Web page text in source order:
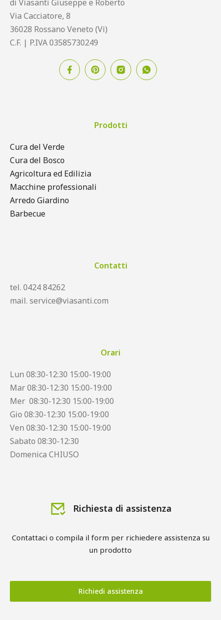
di Viasanti Giuseppe e Roberto
Via Cacciatore, 8
36028 Rossano Veneto (Vi)
C.F. | P.IVA 03585730249
Prodotti
Cura del Verde
Cura del Bosco
Agricoltura ed Edilizia
Macchine professionali
Arredo Giardino
Barbecue
Contatti
tel. 0424 84262
mail. service@viasanti.com
Orari
Lun 08:30-12:30 15:00-19:00
Mar 08:30-12:30 15:00-19:00
Mer 08:30-12:30 15:00-19:00
Gio 08:30-12:30 15:00-19:00
Ven 08:30-12:30 15:00-19:00
Sabato 08:30-12:30
Domenica CHIUSO
Richiesta di assistenza
Contattaci o compila il form per richiedere assistenza su
un prodotto
Richiedi assistenza